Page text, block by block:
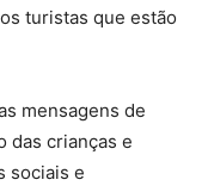
turistas que estão
mensagens de
das crianças e
sociais e